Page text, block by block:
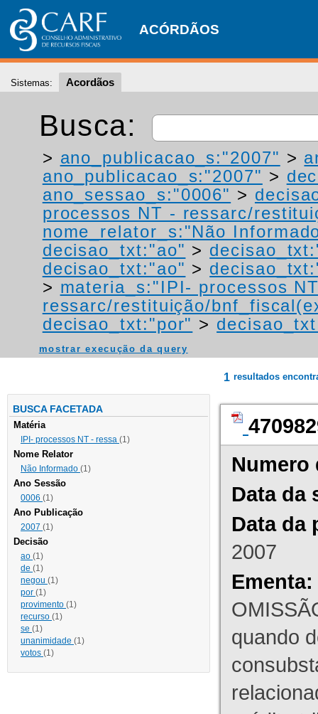
ACÓRDÃOS
Sistemas: Acordãos
Busca:
> ano_publicacao_s:"2007" >
ano_publicacao_s:"2007" >
ano_sessao_s:"0006" >
processos NT - ressarc/
nome_relator_s:"Não
decisao_txt:"ao" >
decisao_txt:"ao" >
> materia_s:"IPI- processos
ressarc/restituição/
decisao_txt:"por" >
mostrar execução da query
BUSCA FACETADA
Matéria
IPI- processos NT - ressa (1)
Nome Relator
Não Informado (1)
Ano Sessão
0006 (1)
Ano Publicação
2007 (1)
Decisão
ao (1)
de (1)
negou (1)
por (1)
provimento (1)
recurso (1)
se (1)
unanimidade (1)
votos (1)
1 resultados
Numero
Data da
Data da
2007
Ementa:
quando